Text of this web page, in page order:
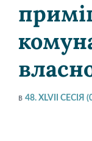
в 48. XLVII СЕСІЯ